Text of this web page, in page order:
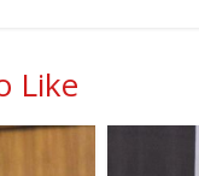
Like